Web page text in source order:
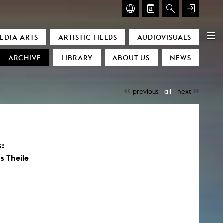
ARTS ARTISTIC FIELDS AUDIOVISUALS
ARCHIVE LIBRARY ABOUT US NEWS
previous all next
Theile
Glasmoog – Room for Art & Discourse